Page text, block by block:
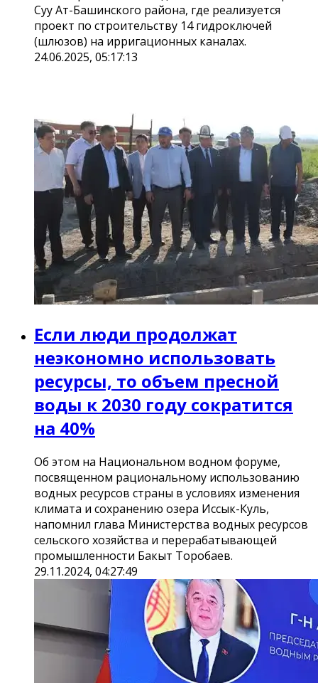
Суу Ат-Башинского района, где реализуется
проект по строительству 14 гидроключей
(шлюзов) на ирригационных каналах.
24.06.2025, 05:17:13
Если люди продолжат
неэкономно использовать
ресурсы, то объем пресной
воды к 2030 году сократится
на 40%
Об этом на Национальном водном форуме,
посвященном рациональному использованию
водных ресурсов страны в условиях изменения
климата и сохранению озера Иссык-Куль,
напомнил глава Министерства водных ресурсов
сельского хозяйства и перерабатывающей
промышленности Бакыт Торобаев.
29.11.2024, 04:27:49